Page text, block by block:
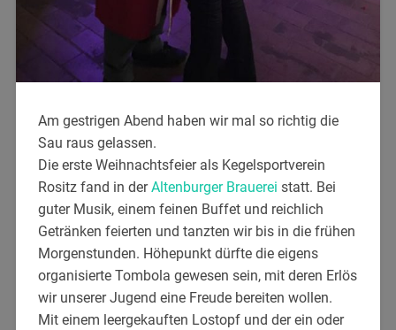
Am gestrigen Abend haben wir mal so richtig die
Sau raus gelassen.
Die erste Weihnachtsfeier als Kegelsportverein
Rositz fand in derAltenburger Brauerei statt. Bei
guter Musik, einem feinen Buffet und reichlich
Getränken feierten und tanzten wir bis in die frühen
Morgenstunden. Höhepunkt dürfte die eigens
organisierte Tombola gewesen sein, mit deren Erlös
wir unserer Jugend eine Freude bereiten wollen.
Mit einem leergekauften Lostopf und der ein oder